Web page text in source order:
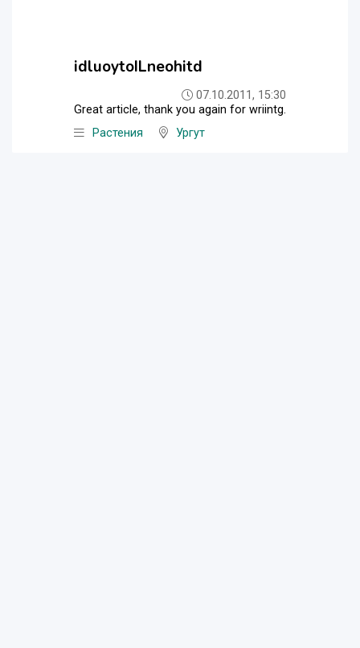
idluoytoILneohitd
07.10.2011, 15:30
Great article, thank you again for wriintg.
Растения
Ургут